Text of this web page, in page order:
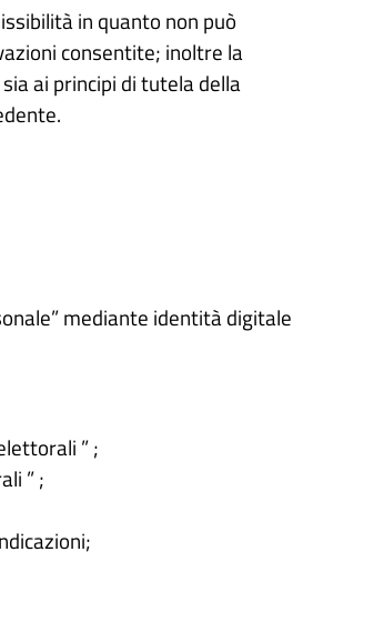
in quanto non può
consentite; inoltre la
ai principi di tutela della
mediante identità digitale
” ;
” ;